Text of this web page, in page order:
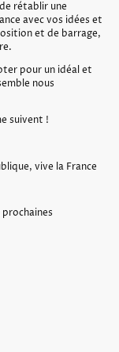
rétablir une
avec vos idées et
et de barrage,
pour un idéal et
nous
suivent !
vive la France